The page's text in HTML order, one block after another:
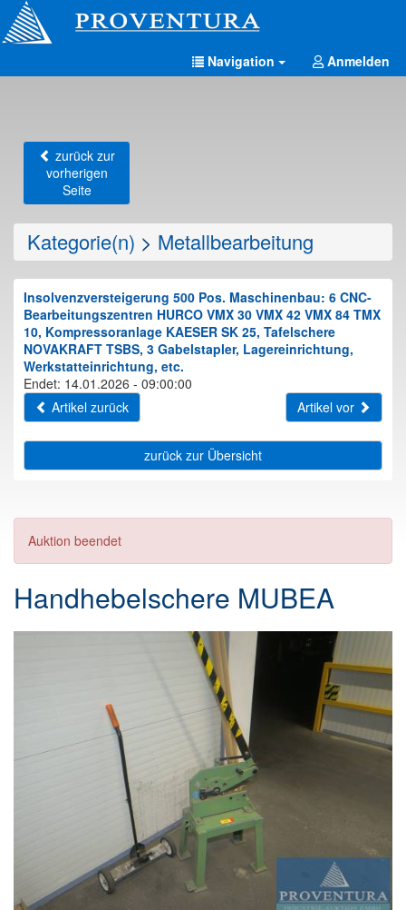
Navigation Anmelden
zurück zur
vorherigen
Seite
Kategorie(n) > Metallbearbeitung
Insolvenzversteigerung 500 Pos. Maschinenbau: 6 CNC-
Bearbeitungszentren HURCO VMX 30 VMX 42 VMX 84 TMX
10, Kompressoranlage KAESER SK 25, Tafelschere
NOVAKRAFT TSBS, 3 Gabelstapler, Lagereinrichtung,
Werkstatteinrichtung, etc.
Endet: 14.01.2026 - 09:00:00
Artikel zurück
Artikel vor
zurück zur Übersicht
Auktion beendet
Handhebelschere MUBEA